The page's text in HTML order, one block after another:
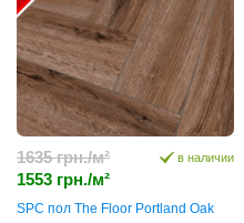
1635 грн./м²
1553 грн./м²
в наличии
SPC пол The Floor Portland Oak